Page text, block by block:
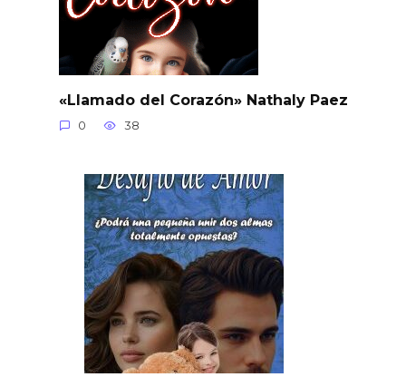
«Llamado del Corazón» Nathaly Paez
0 38